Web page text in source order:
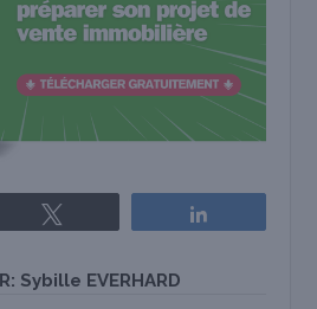
Sybille EVERHARD